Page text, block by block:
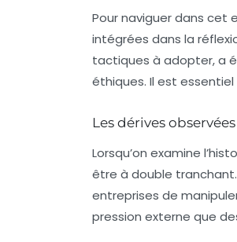
Pour naviguer dans cet
intégrées dans la
tactiques à adopter, a
éthiques. Il est
Les dérives
Lorsqu’on examine
être à double
entreprises de
pression externe que